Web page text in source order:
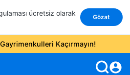
ücretsiz olarak
Gözat
Gayrimenkulleri Kaçırmayın!
account_circle